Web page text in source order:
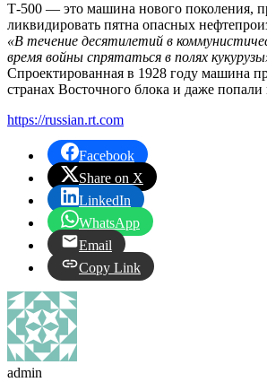
Т-500 — это машина нового поколения,
ликвидировать пятна опасных
«В течение десятилетий в
время войны спрятаться в полях
Спроектированная в 1928 году машина
странах Восточного блока и даже
https://russian.rt.com
Facebook
Share on X
LinkedIn
WhatsApp
Email
Copy Link
admin